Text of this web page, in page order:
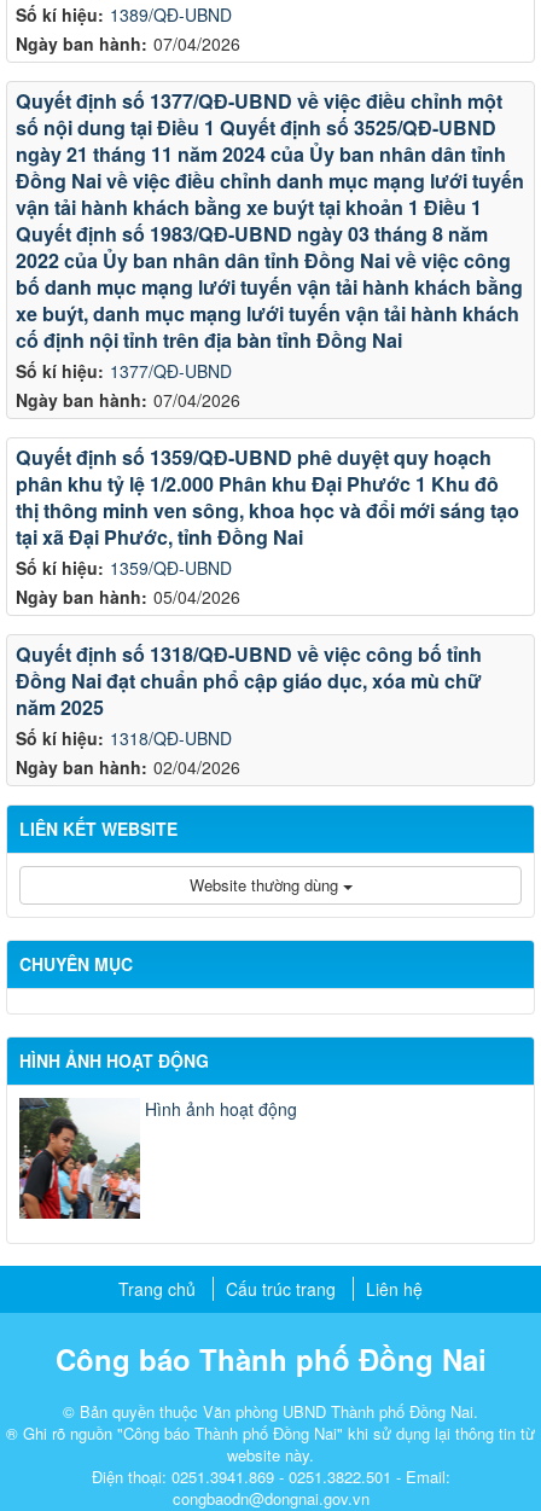
Số kí hiệu: 1389/QĐ-UBND
Ngày ban hành: 07/04/2026
Số kí hiệu: 1377/QĐ-UBND
Ngày ban hành: 07/04/2026
Quyết định số 1377/QĐ-UBND về việc điều chỉnh một
số nội dung tại Điều 1 Quyết định số 3525/QĐ-UBND
ngày 21 tháng 11 năm 2024 của Ủy ban nhân dân tỉnh
Đồng Nai về việc điều chỉnh danh mục mạng lưới tuyến
vận tải hành khách bằng xe buýt tại khoản 1 Điều 1
Quyết định số 1983/QĐ-UBND ngày 03 tháng 8 năm
2022 của Ủy ban nhân dân tỉnh Đồng Nai về việc công
bố danh mục mạng lưới tuyến vận tải hành khách bằng
xe buýt, danh mục mạng lưới tuyến vận tải hành khách
cố định nội tỉnh trên địa bàn tỉnh Đồng Nai
Số kí hiệu: 1359/QĐ-UBND
Ngày ban hành: 05/04/2026
Quyết định số 1359/QĐ-UBND phê duyệt quy hoạch
phân khu tỷ lệ 1/2.000 Phân khu Đại Phước 1 Khu đô
thị thông minh ven sông, khoa học và đổi mới sáng tạo
tại xã Đại Phước, tỉnh Đồng Nai
Số kí hiệu: 1318/QĐ-UBND
Ngày ban hành: 02/04/2026
Quyết định số 1318/QĐ-UBND về việc công bố tỉnh
Đồng Nai đạt chuẩn phổ cập giáo dục, xóa mù chữ
năm 2025
LIÊN KẾT WEBSITE
Website thường dùng
CHUYÊN MỤC
HÌNH ẢNH HOẠT ĐỘNG
Hình ảnh hoạt động
Trang chủ Cấu trúc trang Liên hệ
Công báo Thành phố Đồng Nai
© Bản quyền thuộc Văn phòng UBND Thành phố Đồng Nai.
® Ghi rõ nguồn "Công báo Thành phố Đồng Nai" khi sử dụng lại thông tin từ
website này.
Điện thoại: 0251.3941.869 - 0251.3822.501 - Email:
congbaodn@dongnai.gov.vn